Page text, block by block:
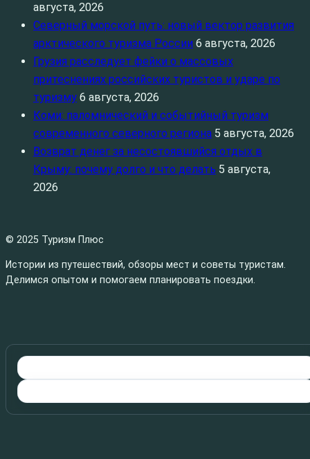
августа, 2026
Северный морской путь: новый вектор развития
арктического туризма России 6 августа, 2026
Грузия расследует фейки о массовых
притеснениях российских туристов и ударе по
туризму 6 августа, 2026
Коми: паломнический и событийный туризм
современного северного региона 5 августа, 2026
Возврат денег за несостоявшийся отдых в
Крыму: почему долго и что делать 5 августа,
2026
© 2025 Туризм Плюс
Истории из путешествий, обзоры мест и советы туристам.
Делимся опытом и помогаем планировать поездки.